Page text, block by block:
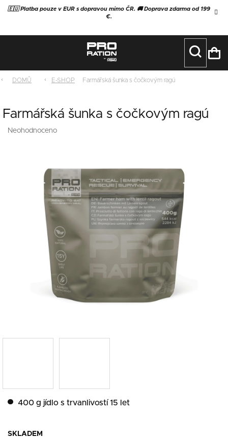
Přejít
🇪🇺 Platba pouze v EUR s dopravou mimo ČR. 🚚 Doprava zdarma od 199
€.
DOMŮ E-SHOP Farmářská šunka s čočkovým ragú
Farmářská šunka s čočkovým ragú
Průměrné
Neohodnoceno
SKLADEM
400 g jídlo s trvanlivostí 15 let